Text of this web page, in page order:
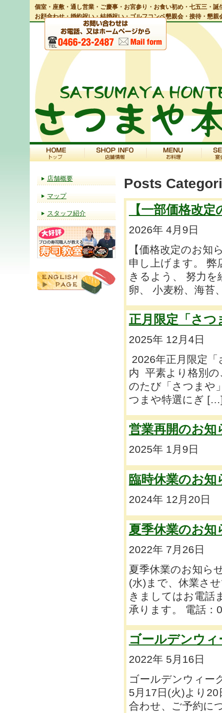
個室・座敷・通し営業・ご慶事・お宮参り・お食い初め・七五三・
お顔合わせ・婚約祝い・結婚祝い・ゴルフコンペ懇親会・接待・懇
店舗概要
マップ
スタッフ紹介
Posts
【一部価格改
2026年 4月9日
【価格改定のお
申し上げます。 弊
きるよう、 努力
卵、 小麦粉、海
正月限定「さ
2025年 12月4日
2026年正月限定
内 平素より格別
のたび「さつまや
つまや特選にぎ
営業再開のお知
2025年 1月9日
臨時休業のお知
2024年 12月20日
夏季休業のお知
2022年 7月26日
夏季休業のお知ら
(水)まで、休業さ
きましてはお電話
承ります。 電話
ゴールデンウ
2022年 5月16日
ゴールデンウィー
5月17日(火)より
合わせ、ご予約に